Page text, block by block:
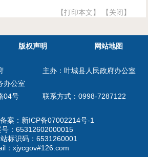
【打印本文】 【关闭】
版权声明 网站地图
办公室
04号
主办：叶城县人民政府办公室
联系方式：0998-7287122
案： 新ICP备07002214号-1
： 65312602000015
标识码：6531260001
：xjycgov#126.com